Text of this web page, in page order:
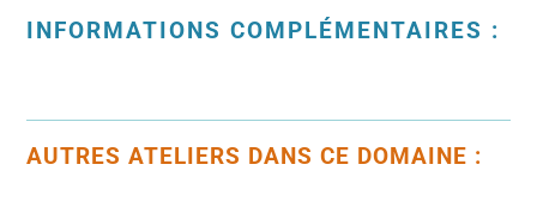
INFORMATIONS COMPLÉMENTAIRES :
AUTRES ATELIERS DANS CE DOMAINE :